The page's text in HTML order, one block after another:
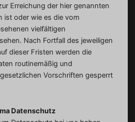
Erreichung der hier genannten
ist oder wie es die vom
vielfältigen
Nach Fortfall des jeweiligen
dieser Fristen werden die
routinemäßig und
Vorschriften gesperrt
Datenschutz